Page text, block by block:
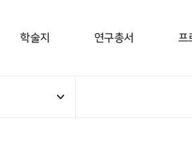
학술지 연구총서 프